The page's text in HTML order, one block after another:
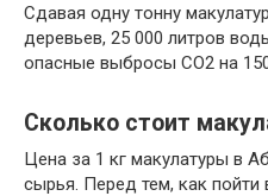
Сдавая одну тонну
деревьев, 25 000 литров
опасные выбросы CO2 на
Сколько стоит
Цена за 1 кг макулатуры в
сырья. Перед тем, как пойти